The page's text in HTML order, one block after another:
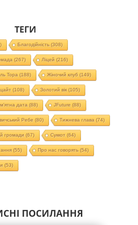
ТЕГИ
Благодійність(308)
(267) Ліцей (216)
Тора (188) Жіночий клуб (149)
(108) Золотий вік(105)
дата (88) JFuture (88)
Ребе (80) Тижнева глава (74)
громади (67) Суккот (64)
(55) Про нас говорять(54)
(53)
ПОСИЛАННЯ